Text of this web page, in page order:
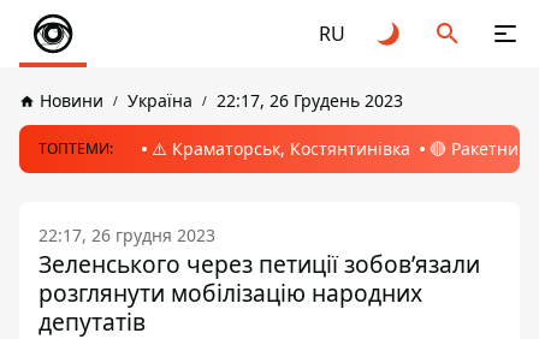
RU
Новини Україна 22:17, 26 Грудень 2023
ТОПТЕМИ: ⚠️ Краматорськ, Костянтинівка 🔴 Ракетний
22:17, 26 грудня 2023
Зеленського через петиції зобовʼязали
розглянути мобілізацію народних
депутатів